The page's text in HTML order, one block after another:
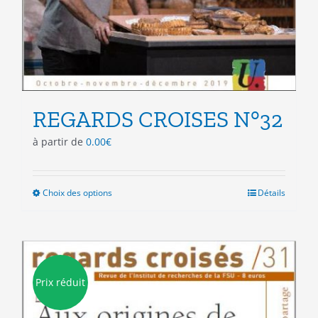
REGARDS CROISES N°32
à partir de 0.00€
Choix des optionsCe
plusieurs
variations.
Les
peuvent
Détails
Prix réduit